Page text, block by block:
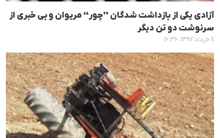
آزادی یکی از بازداشت شدگان ”چور“ مریوان و بی خبری از
سرنوشت دو تن دیگر
۱۱ خرداد ۱۳۹۷، ۱۶:۳۶